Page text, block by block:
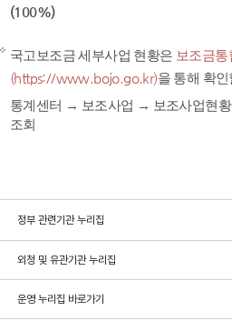
(100%)
국고보조금 세부사업 현황은 보조금통
(https://www.bojo.go.kr)을 통해 확인
통계센터 → 보조사업 → 보조사업현
조회
정부 관련기관 누리집
외청 및 유관기관 누리집
운영 누리집 바로가기